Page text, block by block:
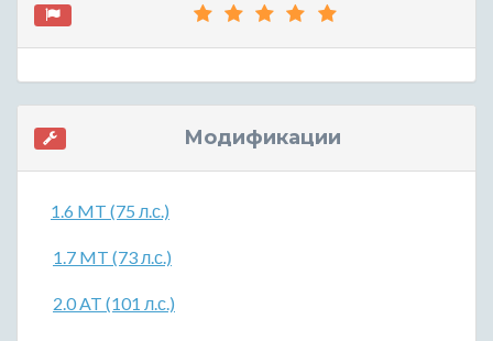
Модификации
1.6 MT (75 л.с.)
1.7 MT (73 л.с.)
2.0 AT (101 л.с.)